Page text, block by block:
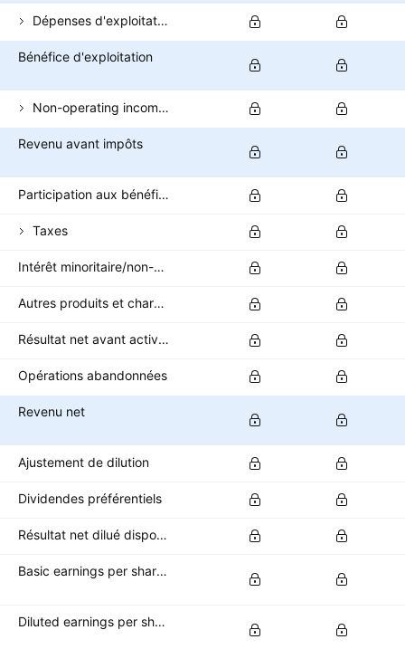
Dépenses d'exploitation (hors COGS)
Bénéfice d'exploitation
Non-operating income (total)
Revenu avant impôts
Participation aux bénéfices
Taxes
Intérêt minoritaire/non-contrôlant
Autres produits et charges après impôts
Résultat net avant activités abandonnées
Opérations abandonnées
Revenu net
Ajustement de dilution
Dividendes préférentiels
Résultat net dilué disponible pour les actionnaires ordinaires
Basic earnings per share (basic EPS)
Diluted earnings per share (diluted EPS)